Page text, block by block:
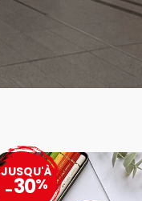
JUSQU'À
-30%